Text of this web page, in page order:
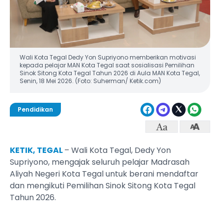
Wali Kota Tegal Dedy Yon Supriyono memberikan motivasi
kepada pelajar MAN Kota Tegal saat sosialisasi Pemilihan
Sinok Sitong Kota Tegal Tahun 2026 di Aula MAN Kota Tegal,
Senin, 18 Mei 2026. (Foto: Suherman/ Ketik.com)
Pendidikan
KETIK, TEGAL– Wali Kota Tegal, Dedy Yon
Supriyono, mengajak seluruh pelajar Madrasah
Aliyah Negeri Kota Tegal untuk berani mendaftar
dan mengikuti Pemilihan Sinok Sitong Kota Tegal
Tahun 2026.